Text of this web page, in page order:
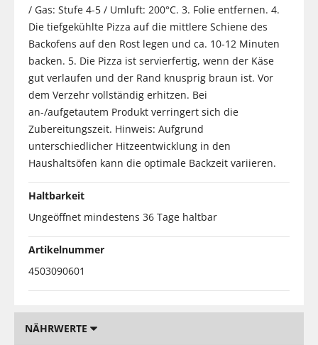
/ Gas: Stufe 4-5 / Umluft: 200°C. 3. Folie entfernen. 4.
Die tiefgekühlte Pizza auf die mittlere Schiene des
Backofens auf den Rost legen und ca. 10-12 Minuten
backen. 5. Die Pizza ist servierfertig, wenn der Käse
gut verlaufen und der Rand knusprig braun ist. Vor
dem Verzehr vollständig erhitzen. Bei
an-/aufgetautem Produkt verringert sich die
Zubereitungszeit. Hinweis: Aufgrund
unterschiedlicher Hitzeentwicklung in den
Haushaltsöfen kann die optimale Backzeit variieren.
Haltbarkeit
Ungeöffnet mindestens 36 Tage haltbar
Artikelnummer
4503090601
NÄHRWERTE